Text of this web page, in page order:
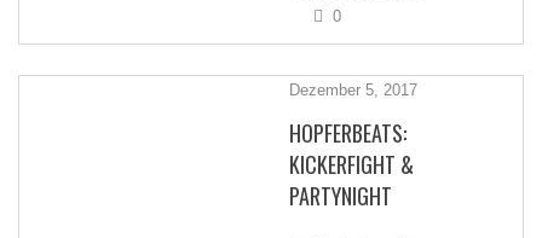
0
Dezember 5, 2017
HOPFERBEATS:
KICKERFIGHT &
PARTYNIGHT